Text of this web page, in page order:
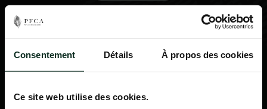
Consentement Détails À propos des cookies
Ce site web utilise des cookies.